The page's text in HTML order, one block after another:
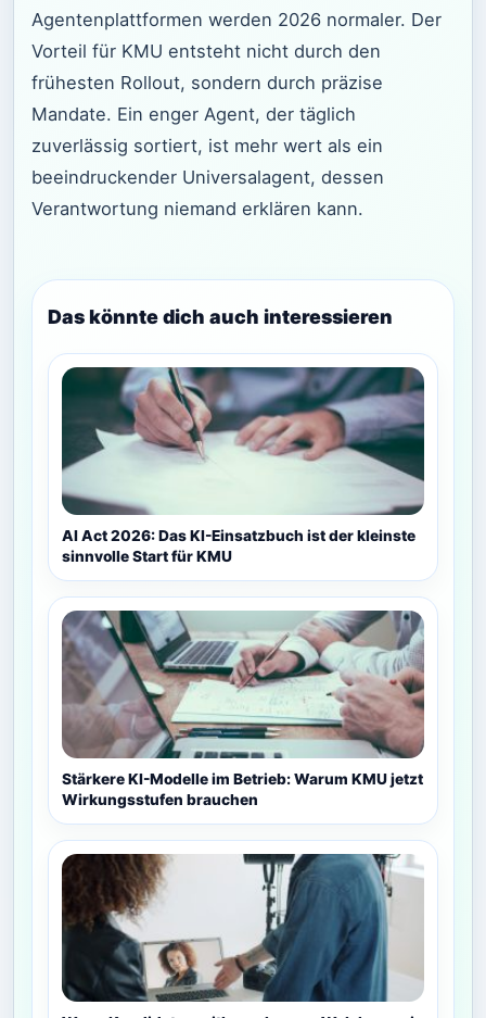
Agentenplattformen werden 2026 normaler. Der
Vorteil für KMU entsteht nicht durch den
frühesten Rollout, sondern durch präzise
Mandate. Ein enger Agent, der täglich
zuverlässig sortiert, ist mehr wert als ein
beeindruckender Universalagent, dessen
Verantwortung niemand erklären kann.
Das könnte dich auch interessieren
AI Act 2026: Das KI-Einsatzbuch ist der kleinste
sinnvolle Start für KMU
Stärkere KI-Modelle im Betrieb: Warum KMU jetzt
Wirkungsstufen brauchen